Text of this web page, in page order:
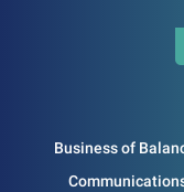
Business of